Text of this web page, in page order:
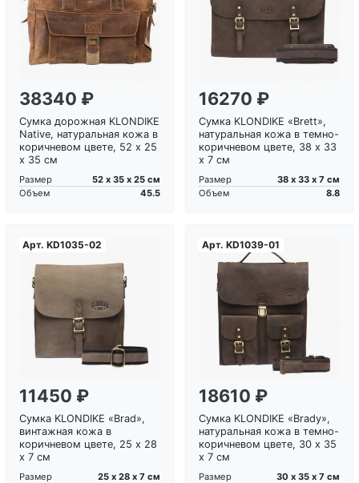
Загрузка...
38340 ₽
Сумка дорожная KLONDIKE
Native, натуральная кожа в
коричневом цвете, 52 х 25
х 35 см
Размер
52 х 35 х 25 см
Объем
45.5
Загрузка...
16270 ₽
Сумка KLONDIKE «Brett»,
натуральная кожа в темно-
коричневом цвете, 38 х 33
х 7 см
Размер
38 х 33 х 7 см
Объем
8.8
Арт. KD1035-02
Загрузка...
11450 ₽
Сумка KLONDIKE «Brad»,
винтажная кожа в
коричневом цвете, 25 х 28
х 7 см
Размер
25 х 28 х 7 см
Арт. KD1039-01
Загрузка...
18610 ₽
Сумка KLONDIKE «Brady»,
натуральная кожа в темно-
коричневом цвете, 30 х 35
х 7 см
Размер
30 х 35 х 7 см